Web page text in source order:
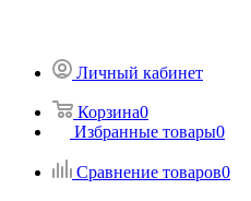
Личный кабинет
Корзина0
Избранные товары0
Сравнение товаров0